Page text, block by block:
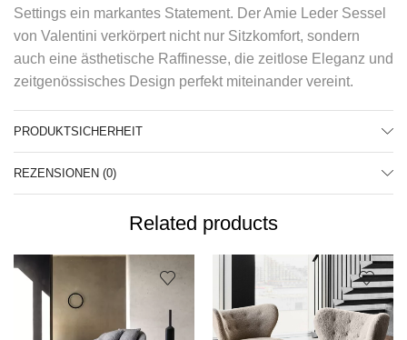
Settings ein markantes Statement. Der Amie Leder Sessel
von Valentini verkörpert nicht nur Sitzkomfort, sondern
auch eine ästhetische Raffinesse, die zeitlose Eleganz und
zeitgenössisches Design perfekt miteinander vereint.
PRODUKTSICHERHEIT
REZENSIONEN (0)
Related products